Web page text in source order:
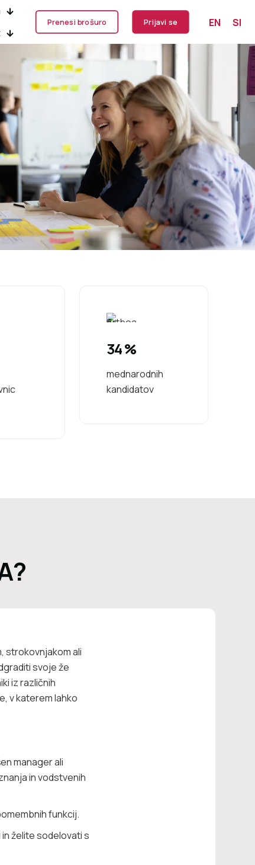
Prenesi brošuro Prijavi se EN SI
34 %
mednarodnih
kandidatov
strokovnjakom ali
svoje že
iz različnih
v katerem lahko
manager ali
in vodstvenih
funkcij.
želite sodelovati s